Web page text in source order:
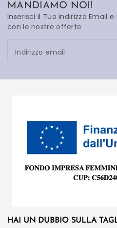
MANDIAMO NOI!
Inserisci il Tuo indirizzo Email
con le nostre offerte
Indirizzo email
HAI UN DUBBIO SULLA